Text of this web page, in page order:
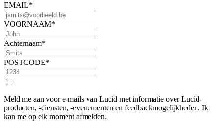
EMAIL*
VOORNAAM*
Achternaam*
POSTCODE*
Meld me aan voor e-mails van Lucid met informatie over Lucid-
producten, -diensten, -evenementen en feedbackmogelijkheden. Ik
kan me op elk moment afmelden.